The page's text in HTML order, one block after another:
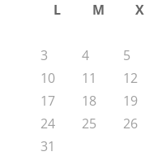
L M X
3
4 5
10
11 12
17
18 19
24
25 26
31